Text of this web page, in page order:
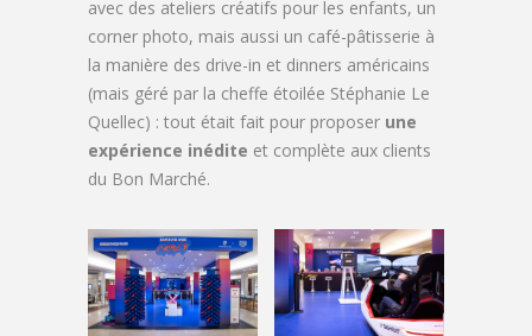
avec des ateliers créatifs pour les enfants, un
corner photo, mais aussi un café-pâtisserie à
la manière des drive-in et dinners américains
(mais géré par la cheffe étoilée Stéphanie Le
Quellec) : tout était fait pour proposer une
expérience inédite et complète aux clients
du Bon Marché.